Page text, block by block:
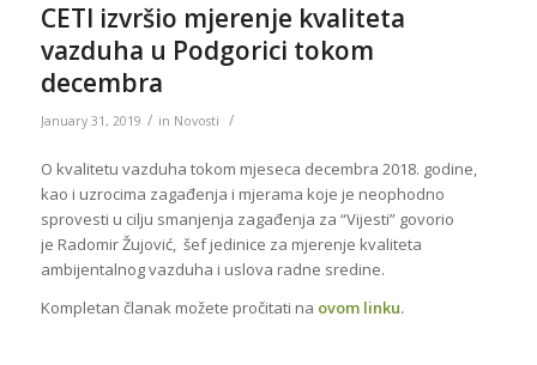
CETI izvršio mjerenje kvaliteta
vazduha u Podgorici tokom
decembra
January 31, 2019 / in Novosti /
O kvalitetu vazduha tokom mjeseca decembra 2018. godine,
kao i uzrocima zagađenja i mjerama koje je neophodno
sprovesti u cilju smanjenja zagađenja za “Vijesti” govorio
je Radomir Žujović, šef jedinice za mjerenje kvaliteta
ambijentalnog vazduha i uslova radne sredine.
Kompletan članak možete pročitati na ovom linku.